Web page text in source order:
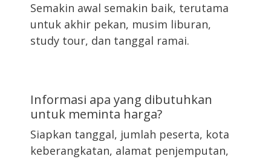
Semakin awal semakin baik, terutama
untuk akhir pekan, musim liburan,
study tour, dan tanggal ramai.
Informasi apa yang dibutuhkan
untuk meminta harga?
Siapkan tanggal, jumlah peserta, kota
keberangkatan, alamat penjemputan,